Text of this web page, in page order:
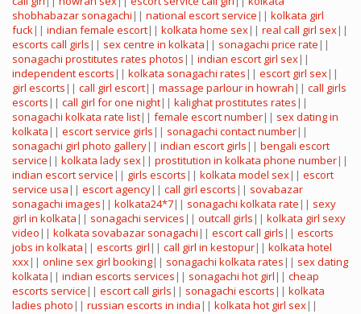
shobhabazar sonagachi || national escort service || kolkata girl
fuck|| indian female escort|| kolkata home sex|| real call girl sex||
escorts call girls || sex centre in kolkata || sonagachi price rate ||
sonagachi prostitutes rates photos || indian escort girl sex||
independent escorts || kolkata sonagachi rates || escort girl sex||
girl escorts || call girl escort|| massage parlour in howrah || call girls
escorts || call girl for one night|| kalighat prostitutes rates ||
sonagachi kolkata rate list|| female escort number|| sex dating in
kolkata || escort service girls || sonagachi contact number||
sonagachi girl photo gallery|| indian escort girls || bengali escort
service || kolkata lady sex|| prostitution in kolkata phone number||
indian escort service || girls escorts || kolkata model sex|| escort
service usa || escort agency|| call girl escorts || sovabazar
sonagachi images || kolkata24*7|| sonagachi kolkata rate || sexy
girl in kolkata || sonagachi services || outcall girls || kolkata girl sexy
video || kolkata sovabazar sonagachi || escort call girls || escorts
jobs in kolkata || escorts girl || call girl in kestopur|| kolkata hotel
xxx|| online sex girl booking|| sonagachi kolkata rates || sex dating
kolkata || indian escorts services || sonagachi hot girl || cheap
escorts service || escort call girls || sonagachi escorts || kolkata
ladies photo || russian escorts in india || kolkata hot girl sex||